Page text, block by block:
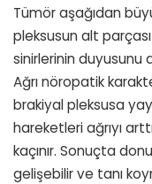
Tümör aşağıdan
pleksusun alt
sinirlerinin duyusunu
Ağrı nöropatik
brakiyal pleksusa
hareketleri ağrıyı
kaçınır. Sonuçta
gelişebilir ve tanı